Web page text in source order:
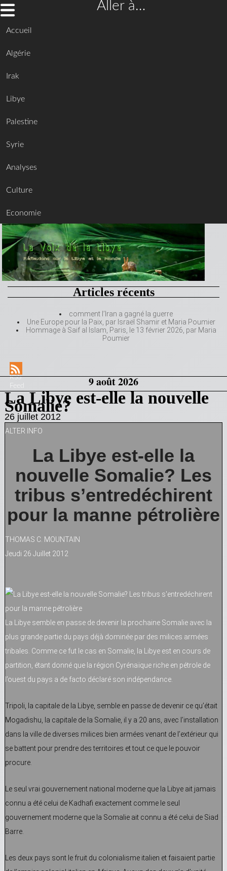
Aller à…
Accueil
Algérie
Irak
Libye
Palestine
Syrie
Analyses
Culture
Economie
Articles récents
comment l’Iran a gagné la guerre
Une Europe pour la Paix, par Israël Shamir et Maria Poumier
Hommage à Saif al Islam, Paris, le 13 février 2026, par Maria
Poumier
RSS
Feed
9 août 2026
La Libye est-elle la nouvelle
Somalie?
26 juillet 2012
ALTER INFO
La Libye est-elle la
nouvelle Somalie? Les
tribus s’entredéchirent
pour la manne pétrolière
THOMAS C. MOUNTAIN
Jeudi 26 Juillet 2012
La Libye semble en passe de devenir la prochaine Somalie avec la
plus grande partie du pays déjà dominée par des milices armées
tribales. Comme ce fut le cas en Somalie, la Libye est en cours de
partition, étant donné que la région Cyrénaïque riche en pétrole de
l’ouest du pays a de facto déclaré son indépendance.
Tripoli, la capitale de la Libye, semble en passe de devenir ce qu’était
Mogadishu, la capitale de la Somalie, il y a 20 ans, avec l’installation
dans la ville de diverses milices bien armées venant de l’extérieur qui
se battent pour prendre des territoires et tout ce que le pouvoir
procure.
Le seul vrai gouvernement national moderne que la Libye ait jamais
connu a été celui de Kadhafi exactement comme le seul
gouvernement moderne que la Somalie ait connu a été celui de Siad
Barre.
Les deux pays sont le fruit du colonialisme italien et faisaient partie